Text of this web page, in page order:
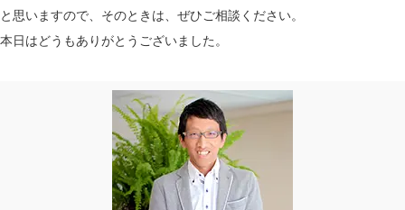
と思いますので、そのときは、ぜひご相談ください。
本日はどうもありがとうございました。